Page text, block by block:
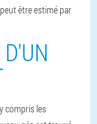
être estimé par
compris les